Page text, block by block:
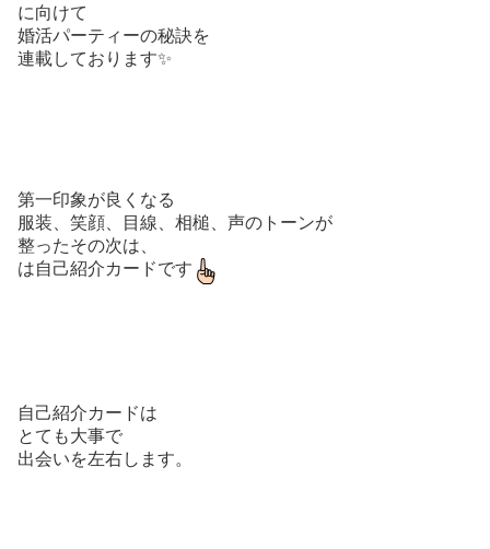
に向けて
婚活パーティーの秘訣を
連載しております✨
第一印象が良くなる
服装、笑顔、目線、相槌、声のトーンが
整ったその次は、
は自己紹介カードです
自己紹介カードは
とても大事で
出会いを左右します。